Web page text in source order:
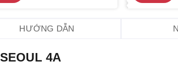
HƯỚNG DẪN
4A